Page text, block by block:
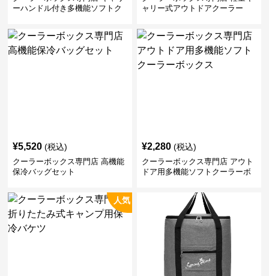
ーハンドル付き多機能ソフトク
ャリー式アウトドアクーラー
¥5,520 (税込)
クーラーボックス専門店 高機能
保冷バッグセット
¥2,280 (税込)
クーラーボックス専門店 アウト
ドア用多機能ソフトクーラーボ
人気